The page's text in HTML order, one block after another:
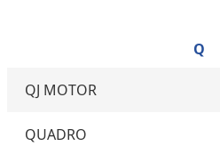
Q
QJ MOTOR
QUADRO